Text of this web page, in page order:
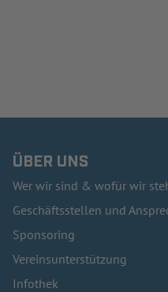
ÜBER UNS
Wer wir sind & wofür wir
Geschäftsstellen und
Sponsoring
Vereinsunterstützung
Infothek